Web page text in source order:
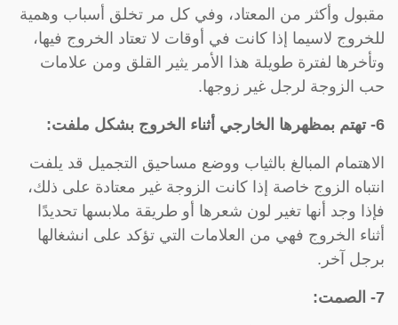
مقبول وأكثر من المعتاد، وفي كل مر تخلق أسباب وهمية
للخروج لاسيما إذا كانت في أوقات لا تعتاد الخروج فيها،
وتأخرها لفترة طويلة هذا الأمر يثير القلق ومن علامات
حب الزوجة لرجل غير زوجها.
6- تهتم بمظهرها الخارجي أثناء الخروج بشكل ملفت:
الاهتمام المبالغ بالثياب ووضع مساحيق التجميل قد يلفت
انتباه الزوج خاصة إذا كانت الزوجة غير معتادة على ذلك،
فإذا وجد أنها تغير لون شعرها أو طريقة ملابسها تحديدًا
أثناء الخروج فهي من العلامات التي تؤكد على انشغالها
برجل آخر.
7- الصمت: